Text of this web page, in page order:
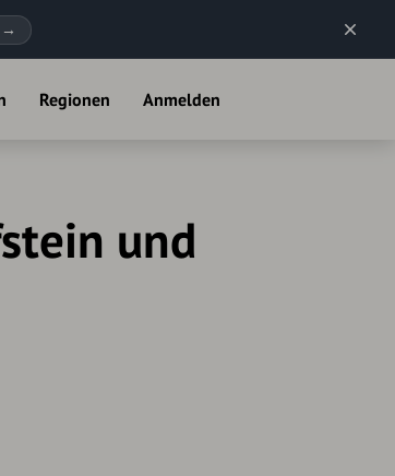
→
Regionen Anmelden
und